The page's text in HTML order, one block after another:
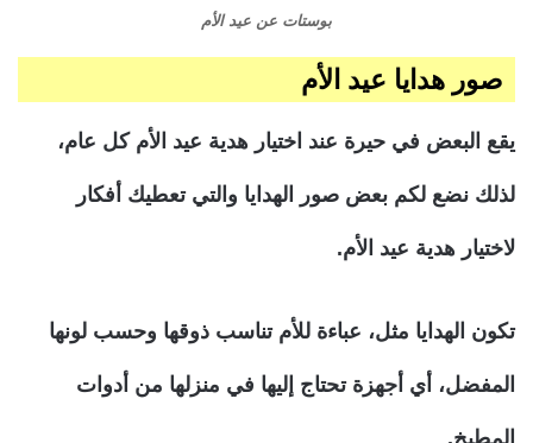
بوستات عن عيد الأم
صور هدايا عيد الأم
يقع البعض في حيرة عند اختيار هدية عيد الأم كل عام،
لذلك نضع لكم بعض صور الهدايا والتي تعطيك أفكار
لاختيار هدية عيد الأم.
تكون الهدايا مثل، عباءة للأم تناسب ذوقها وحسب لونها
المفضل، أي أجهزة تحتاج إليها في منزلها من أدوات
المطبخ.